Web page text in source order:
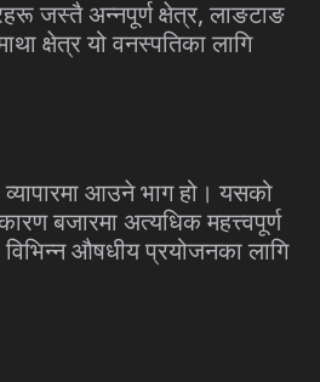
जस्तैअन्नपूर्णक्षेत्र,लाङटाङ
क्षेत्रयोवनस्पतिकालागि
व्यापारमाआउनेभागहो। यसको
बजारमाअत्यधिकमहत्त्वपूर्ण
विभिन्नऔषधीयप्रयोजनकालागि